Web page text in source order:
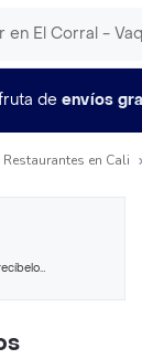
de envíos
Restaurantes en Cali